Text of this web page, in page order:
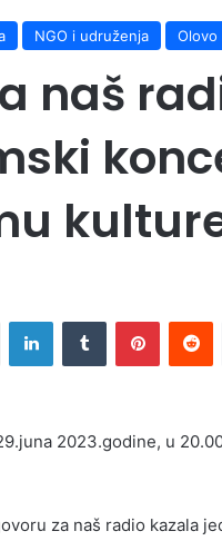
NGO i udruženja Olovo
naš
LinkedInTumblr Pinterest
2023.godine, u
za naš radio kazala